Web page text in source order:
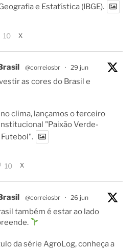
e Estatística (IBGE).
10 X
@correiosbr · 29 jun
as cores do Brasil e
clima, lançamos o terceiro
"Paixão Verde-
10 X
@correiosbr · 26 jun
também é estar ao lado
da série AgroLog, conheça a